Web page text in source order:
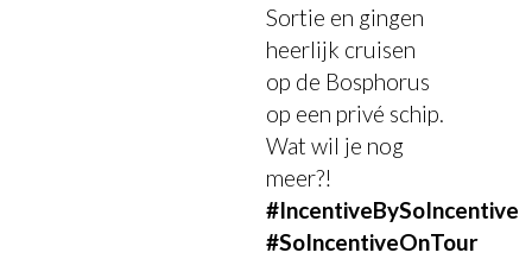
Sortie en gingen
heerlijk cruisen
op de Bosphorus
op een privé schip.
Wat wil je nog
meer?!
#IncentiveBySoIncentive
#SoIncentiveOnTour